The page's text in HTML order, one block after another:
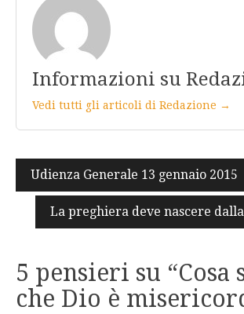
Informazioni su
Vedi tutti gli articoli di Redazione →
Navigazione
articoli
Udienza Generale 13 gennaio 2015
La preghiera deve nascere
5 pensieri su “Cosa
che Dio è